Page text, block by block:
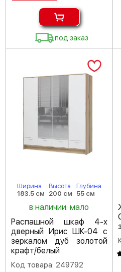
под заказ
Ширина
183.5 см
Высота
200 см
Глубина
55 см
в наличии: мало
Распашной шкаф 4-х
дверный Ирис ШК-04 с
зеркалом дуб золотой
крафт/белый
Код товара: 249792